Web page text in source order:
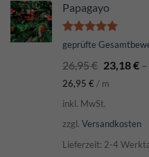
Papagayo
Bewertet
von 5
geprüfte
26,95€ 23,18€–
26,95 € / m
inkl. MwSt.
zzgl. Versandkosten
Lieferzeit: 2-4